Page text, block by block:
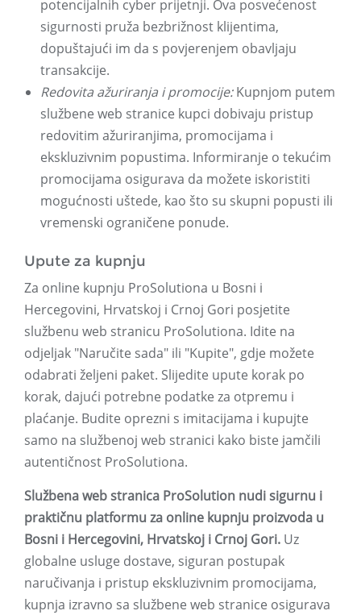
potencijalnih cyber prijetnji. Ova posvećenost
sigurnosti pruža bezbrižnost klijentima,
dopuštajući im da s povjerenjem obavljaju
transakcije.
Redovita ažuriranja i promocije:Kupnjom putem
službene web stranice kupci dobivaju pristup
redovitim ažuriranjima, promocijama i
ekskluzivnim popustima. Informiranje o tekućim
promocijama osigurava da možete iskoristiti
mogućnosti uštede, kao što su skupni popusti ili
vremenski ograničene ponude.
Upute za kupnju
Za online kupnju ProSolutiona u Bosni i
Hercegovini, Hrvatskoj i Crnoj Gori posjetite
službenu web stranicu ProSolutiona. Idite na
odjeljak "Naručite sada" ili "Kupite", gdje možete
odabrati željeni paket. Slijedite upute korak po
korak, dajući potrebne podatke za otpremu i
plaćanje. Budite oprezni s imitacijama i kupujte
samo na službenoj web stranici kako biste jamčili
autentičnost ProSolutiona.
Službena web stranica ProSolution nudi sigurnu i
praktičnu platformu za online kupnju proizvoda u
Bosni i Hercegovini, Hrvatskoj i Crnoj Gori. Uz
globalne usluge dostave, siguran postupak
naručivanja i pristup ekskluzivnim promocijama,
kupnja izravno sa službene web stranice osigurava